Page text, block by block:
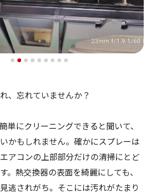
、忘れていませんか？
単にクリーニングできると聞いて、
かもしれません。確かにスプレーは
アコンの上部部分だけの清掃にとど
。熱交換器の表面を綺麗にしても、
逃されがち。そこには汚れがたまり